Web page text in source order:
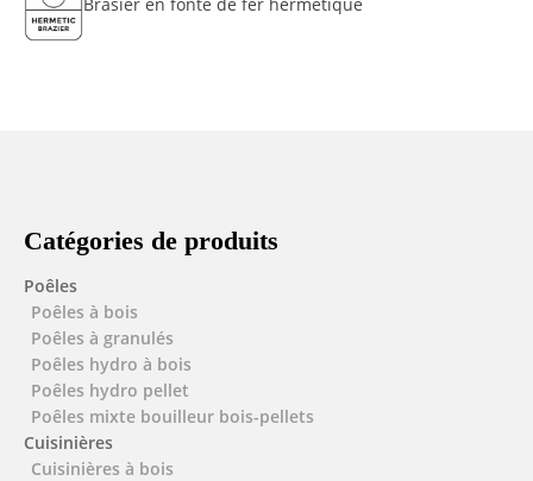
Catégories de produits
Poêles
Poêles à bois
Poêles à granulés
Poêles hydro à bois
Poêles hydro pellet
Poêles mixte bouilleur bois-pellets
Cuisinières
Cuisinières à bois